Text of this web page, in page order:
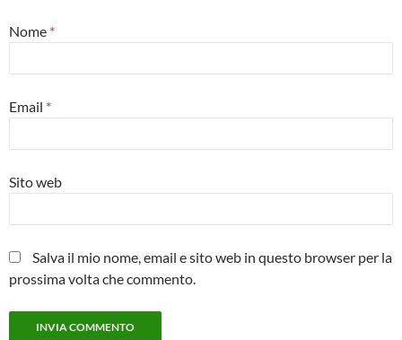
Nome *
Email *
Sito web
Salva il mio nome, email e sito web in questo browser per la
prossima volta che commento.